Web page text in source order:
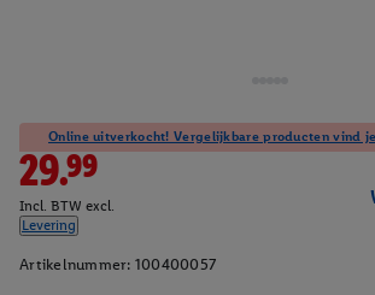
Online uitverkocht! Vergelijkbare producten vind
29.99
Incl. BTW excl.
Levering
Artikelnummer: 100400057